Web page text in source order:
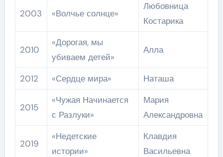
2003 «Волчье солнце»
Любовница
Костарика
2010
«Дорогая, мы
убиваем детей»
Алла
2012 «Сердце мира» Наташа
2015
«Чужая Начинается
с Разлуки»
Мария
Александровна
2019
«Недетские
истории»
Клавдия
Васильевна